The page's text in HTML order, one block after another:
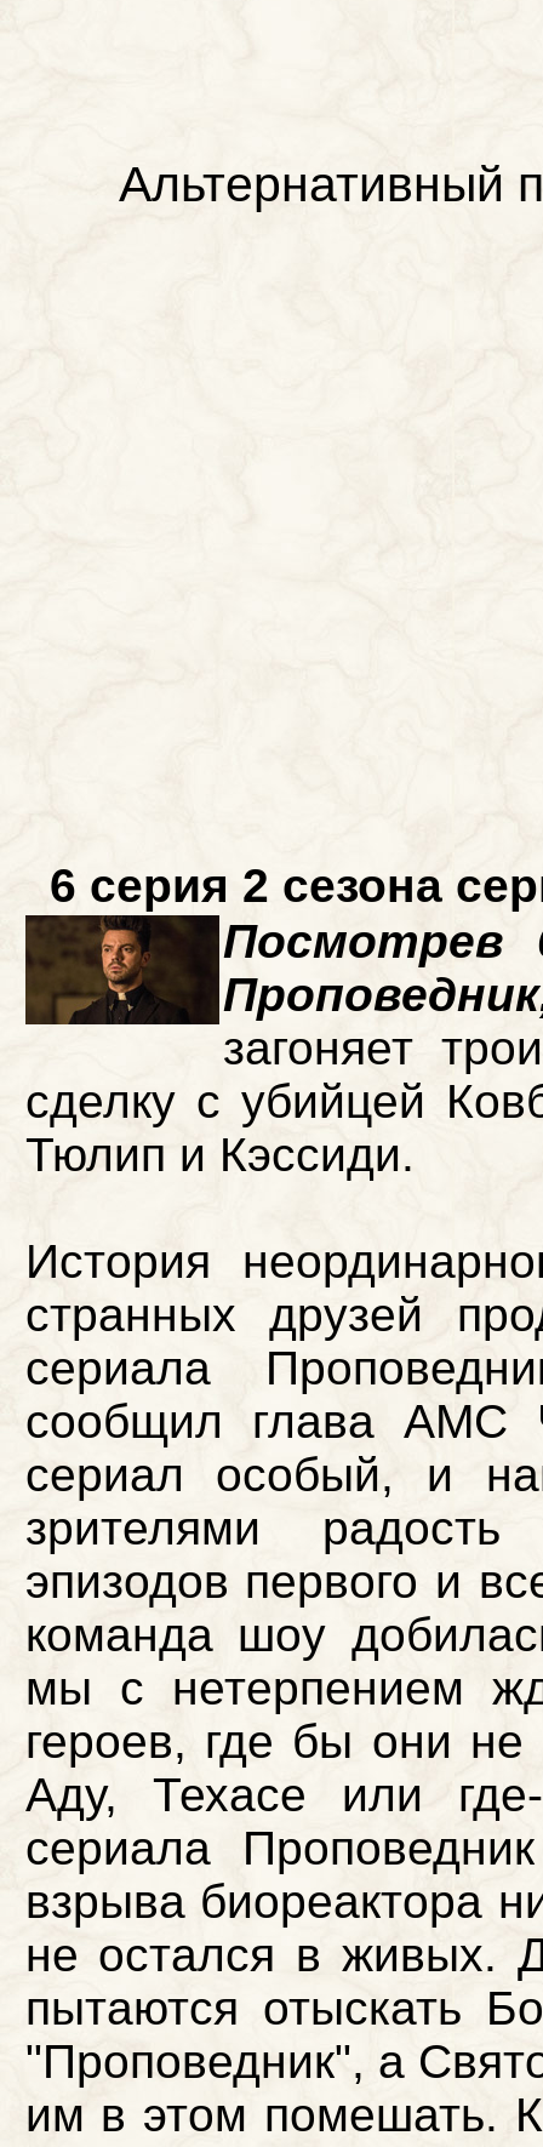
Альтернативный
6 серия 2 сезона
Посмотрев
загоняет
сделку с убийцей
Тюлип и Кэссиди.
История
странных друзей
сериала
сообщил глава
сериал особый, и
зрителями
эпизодов первого и
команда шоу
мы с нетерпением
героев, где бы они
Аду, Техасе или
сериала
взрыва биореактора
не остался в живых.
пытаются отыскать
"Проповедник", а
им в этом помешать.